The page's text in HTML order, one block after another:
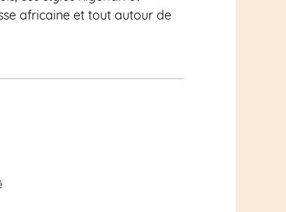
africaine et tout autour de